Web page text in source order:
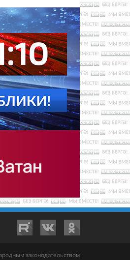
законодательством